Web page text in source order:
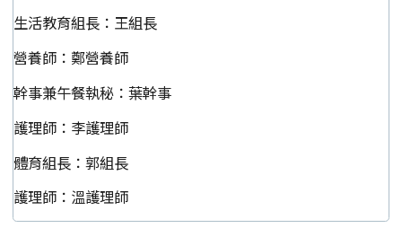
生活教育組長：王組長
營養師：鄭營養師
幹事兼午餐執秘：葉幹事
護理師：李護理師
體育組長：郭組長
護理師：溫護理師